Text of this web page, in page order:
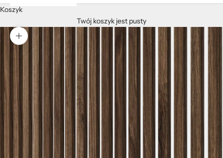
Koszyk
Twój koszyk jest pusty
Przybliż